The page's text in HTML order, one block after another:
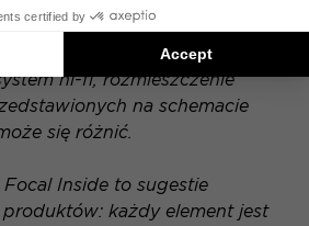
wyposażonego w fabryczny
Jeśli Twój pojazd posiada
hi-fi, rozmieszczenie
na schemacie
się różnić.
Focal Inside to sugestie
każdy element jest